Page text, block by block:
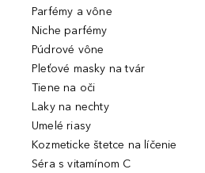
Parfémy a vône
Niche parfémy
Púdrové vône
Pleťové masky na tvár
Tiene na oči
Laky na nechty
Umelé riasy
Kozmeticke štetce na líčenie
Séra s vitamínom C